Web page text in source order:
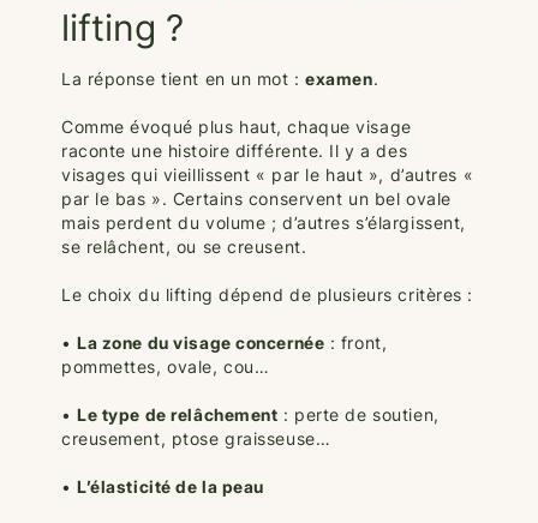
lifting ?
La réponse tient en un mot :examen.
Comme évoqué plus haut, chaque visage
raconte une histoire différente. Il y a des
visages qui vieillissent « par le haut », d’autres «
par le bas ». Certains conservent un bel ovale
mais perdent du volume ; d’autres s’élargissent,
se relâchent, ou se creusent.
Le choix du lifting dépend de plusieurs critères :
•La zone du visage concernée : front,
pommettes, ovale, cou…
•Le type de relâchement : perte de soutien,
creusement, ptose graisseuse…
•L’élasticité de la peau